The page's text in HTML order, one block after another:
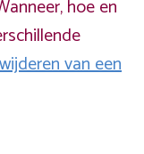
hoe en
van een